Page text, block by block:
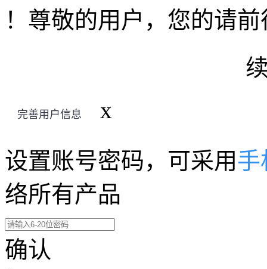
！ 尊敬的用户，您的请前
完善用户信息
x
设置账号密码，可采用 手
络所有产品
确认